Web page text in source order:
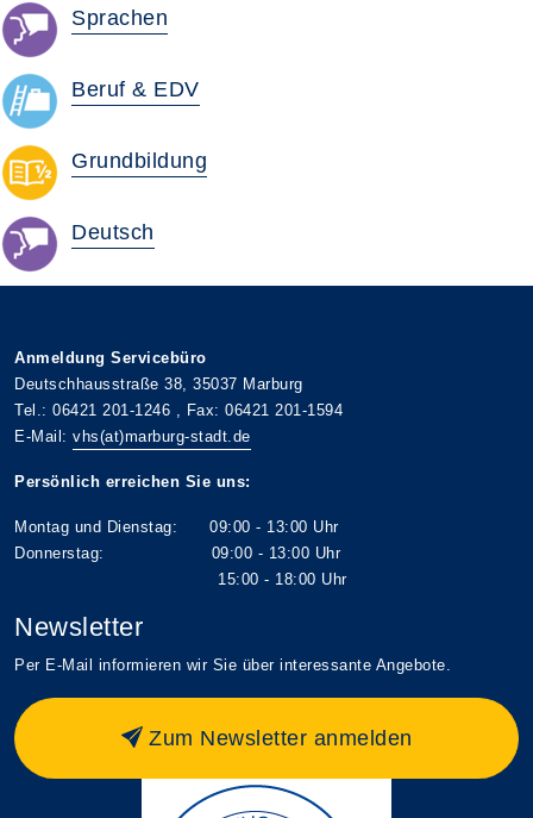
Sprachen
Beruf & EDV
Grundbildung
Deutsch
Anmeldung Servicebüro
Deutschhausstraße 38, 35037 Marburg
Tel.: 06421 201-1246 , Fax: 06421 201-1594
E-Mail: vhs(at)marburg-stadt.de
Persönlich erreichen Sie uns:
Montag und Dienstag: 09:00 - 13:00 Uhr
Donnerstag: 09:00 - 13:00 Uhr
15:00 - 18:00 Uhr
Newsletter
Per E-Mail informieren wir Sie über interessante Angebote.
Zum Newsletter anmelden